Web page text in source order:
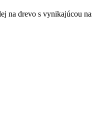
na drevo s vynikajúcou